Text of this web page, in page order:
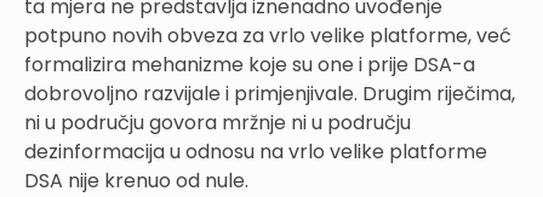
ta mjera ne predstavlja iznenadno uvođenje
potpuno novih obveza za vrlo velike platforme, već
formalizira mehanizme koje su one i prije DSA-a
dobrovoljno razvijale i primjenjivale. Drugim riječima,
ni u području govora mržnje ni u području
dezinformacija u odnosu na vrlo velike platforme
DSA nije krenuo od nule.